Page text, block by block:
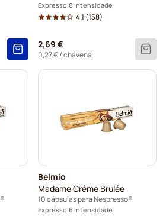
Expresso 6 Intensidade
4.1 (158)
2,69 €
0,27 €/ chávena
Belmio
Madame Créme Brulée
10 cápsulas para Nespresso®
Expresso 6 Intensidade